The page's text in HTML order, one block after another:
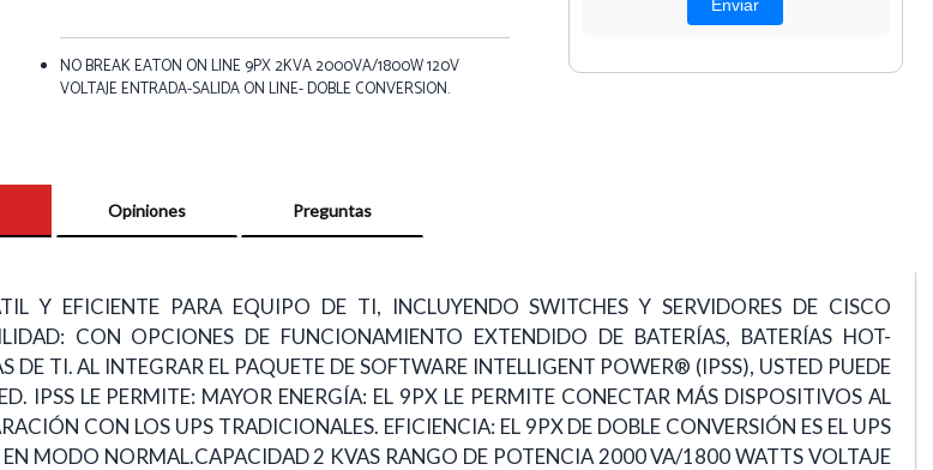
NO BREAK EATON ON LINE 9PX 2KVA 2000VA/1800W 120V
VOLTAJE ENTRADA-SALIDA ON LINE- DOBLE CONVERSION.
Opiniones Preguntas
Y EFICIENTE PARA EQUIPO DE TI, INCLUYENDO SWITCHES Y SERVIDORES DE CISCO
CON OPCIONES DE FUNCIONAMIENTO EXTENDIDO DE BATERÍAS, BATERÍAS HOT-
TI. AL INTEGRAR EL PAQUETE DE SOFTWARE INTELLIGENT POWER® (IPSS), USTED PUEDE
IPSS LE PERMITE: MAYOR ENERGÍA: EL 9PX LE PERMITE CONECTAR MÁS DISPOSITIVOS AL
CON LOS UPS TRADICIONALES. EFICIENCIA: EL 9PX DE DOBLE CONVERSIÓN ES EL UPS
MODO NORMAL.CAPACIDAD 2 KVAS RANGO DE POTENCIA 2000 VA/1800 WATTS VOLTAJE